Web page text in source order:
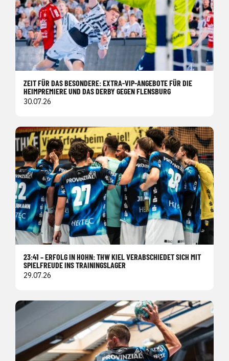
ZEIT FÜR DAS BESONDERE: EXTRA-VIP-ANGEBOTE FÜR DIE
HEIMPREMIERE UND DAS DERBY GEGEN FLENSBURG
30.07.26
23:41 – ERFOLG IN HOHN: THW KIEL VERABSCHIEDET SICH MIT
SPIELFREUDE INS TRAININGSLAGER
29.07.26